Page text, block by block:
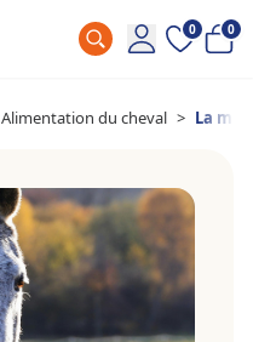
0 0
Alimentation du cheval > La